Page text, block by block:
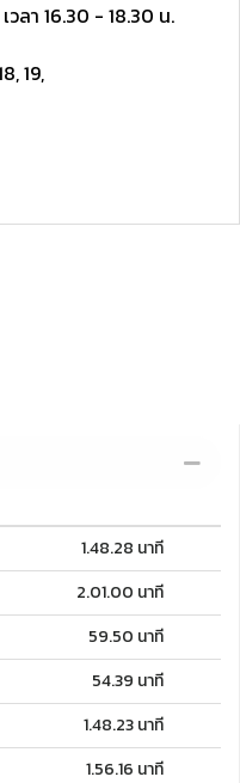
ลา 16.30 - 18.30 น.
19,
1.48.28 นาที
2.01.00 นาที
59.50 นาที
54.39 นาที
1.48.23 นาที
1.56.16 นาที